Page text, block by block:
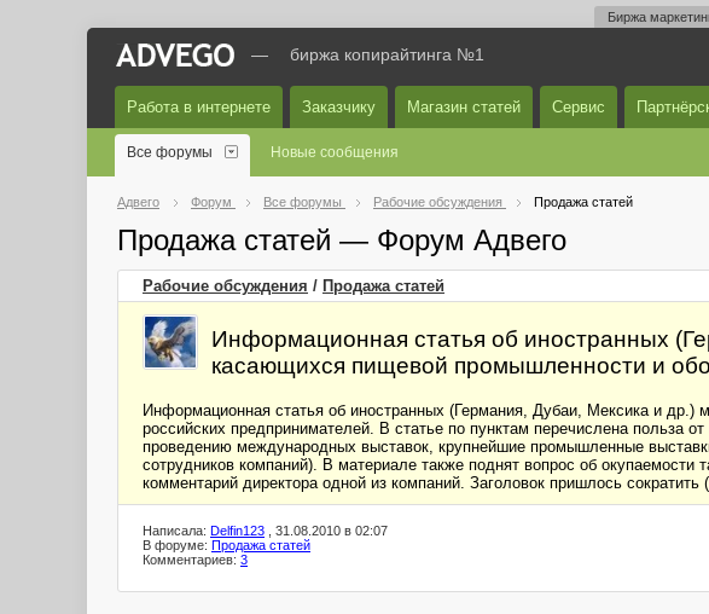
Биржа
— биржа копирайтинга №1
Работа в интернете Заказчику Магазин статей Сервис
Все форумы Новые сообщения
Адвего Форум Все форумы Рабочие обсуждения Продажа статей
Продажа статей — Форум Адвего
Рабочие обсуждения / Продажа статей
Информационная статья об иностранных
касающихся пищевой промышленности и
Информационная статья об иностранных (Германия, Дубаи, Мексика и
российских предпринимателей. В статье по пунктам перечислена польза
проведению международных выставок, крупнейшие промышленные
сотрудников компаний). В материале также поднят вопрос об
комментарий директора одной из компаний. Заголовок пришлось
Написала: Delfin123 , 31.08.2010 в 02:07
В форуме: Продажа статей
Комментариев: 3